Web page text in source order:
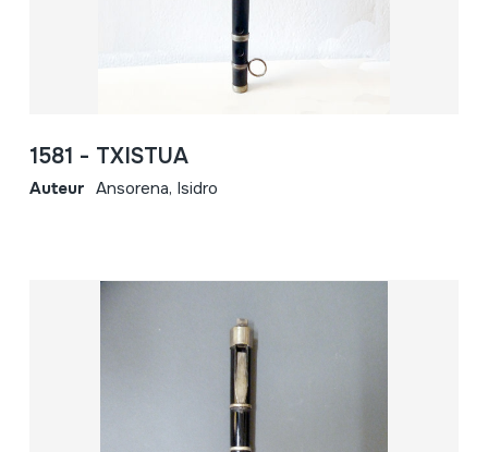
1581 - TXISTUA
Auteur Ansorena, Isidro